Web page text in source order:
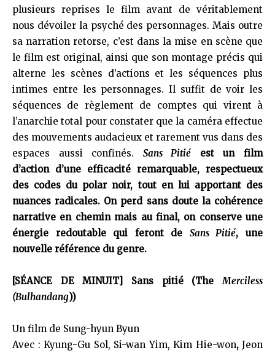
plusieurs reprises le film avant de véritablement
nous dévoiler la psyché des personnages. Mais outre
sa narration retorse, c’est dans la mise en scène que
le film est original, ainsi que son montage précis qui
alterne les scènes d’actions et les séquences plus
intimes entre les personnages. Il suffit de voir les
séquences de règlement de comptes qui virent à
l’anarchie total pour constater que la caméra effectue
des mouvements audacieux et rarement vus dans des
espaces aussi confinés.
Sans Pitié est un film
d’action d’une efficacité remarquable, respectueux
des codes du polar noir, tout en lui apportant des
nuances radicales. On perd sans doute la cohérence
narrative en chemin mais au final, on conserve une
énergie redoutable qui feront de Sans Pitié, une
nouvelle référence du genre.
[SÉANCE DE MINUIT] Sans pitié (The Merciless
(Bulhandang))
Un film de Sung-hyun Byun
Avec : Kyung-Gu Sol, Si-wan Yim, Kim Hie-won,Jeon